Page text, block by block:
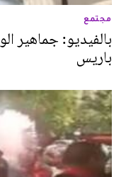
مجتمع
بالفيديو: جماهير
باريس